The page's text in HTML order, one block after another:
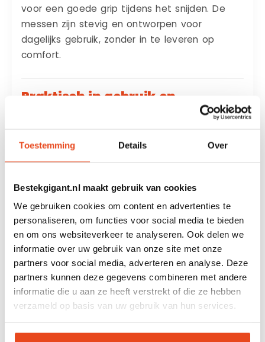
Toestemming Details Over
Bestekgigant.nl maakt gebruik van cookies
We gebruiken cookies om content en advertenties te
personaliseren, om functies voor social media te bieden
en om ons websiteverkeer te analyseren. Ook delen we
informatie over uw gebruik van onze site met onze
partners voor social media, adverteren en analyse. Deze
partners kunnen deze gegevens combineren met andere
informatie die u aan ze heeft verstrekt of die ze hebben
verzameld op basis van uw gebruik van hun services.
voor een goede grip tijdens het snijden. De
messen zijn stevig en ontworpen voor
dagelijks gebruik, zonder in te leveren op
comfort.
Praktisch in gebruik en
vaatwasserbestendig, mits je rekening
houdt met enkele richtlijnen om de afwerking
Kies een programma met een maximale
temperatuur van40°C
Gebruik een fosfaatarm reinigingsmiddel
(maximaal 3%)
Plaats de messen niet te dicht op elkaar in
het bestekmandje
Droog de messen direct na het wassen
met een zachte doek